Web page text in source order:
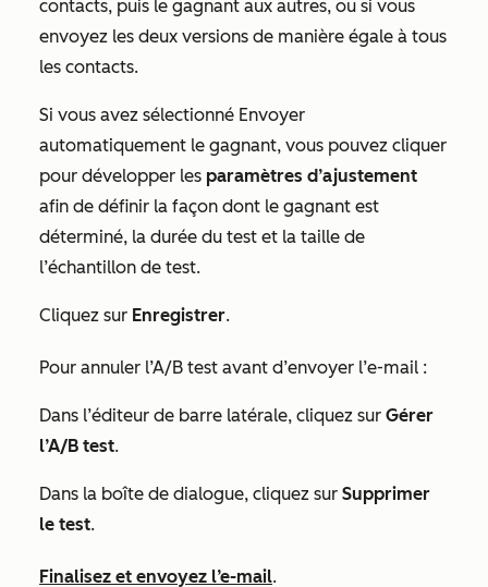
contacts, puis le gagnant aux autres, ou si vous
envoyez les deux versions de manière égale à tous
les contacts.
Si vous avez sélectionné Envoyer
automatiquement le gagnant, vous pouvez cliquer
pour développer les paramètres d’ajustement
afin de définir la façon dont le gagnant est
déterminé, la durée du test et la taille de
l’échantillon de test.
Cliquez sur Enregistrer.
Pour annuler l’A/B test avant d’envoyer l’e-mail :
Dans l’éditeur de barre latérale, cliquez sur Gérer
l’A/B test.
Dans la boîte de dialogue, cliquez sur Supprimer
le test.
Finalisez et envoyez l’e-mail.